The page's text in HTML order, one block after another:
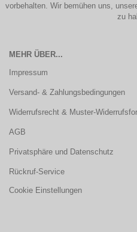
vorbehalten. Wir bemühen uns,
zu
MEHR ÜBER...
Impressum
Versand- & Zahlungsbedingungen
Widerrufsrecht & Muster-
AGB
Privatsphäre und Datenschutz
Rückruf-Service
Cookie Einstellungen